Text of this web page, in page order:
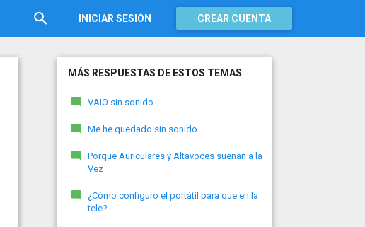
INICIAR SESIÓN CREAR CUENTA
MÁS RESPUESTAS DE ESTOS TEMAS
VAIO sin sonido
Me he quedado sin sonido
Porque Auriculares y Altavoces suenan a la
Vez
¿Cómo configuro el portátil para que en la
tele?